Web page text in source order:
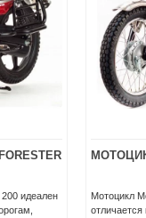
STRIKER
новинка
стиле и с
НОВИНКУ
Motoland